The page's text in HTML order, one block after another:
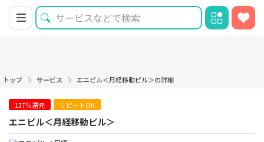
トップ サービス エニピル＜月経移動ピル＞の詳細
137％還元 リピートOK
エニピル＜月経移動ピル＞